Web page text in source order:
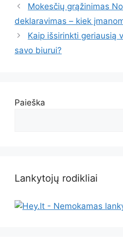
Mokesčių grąžinimas
deklaravimas – kiek
Kaip išsirinkti geriausią
savo biurui?
Paieška
Lankytojų rodikliai